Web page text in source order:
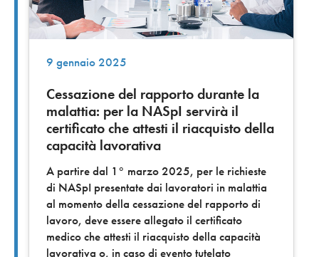
9 gennaio 2025
Cessazione del rapporto durante la
malattia: per la NASpI servirà il
certificato che attesti il riacquisto della
capacità lavorativa
A partire dal 1° marzo 2025, per le richieste
di NASpI presentate dai lavoratori in malattia
al momento della cessazione del rapporto di
lavoro, deve essere allegato il certificato
medico che attesti il riacquisto della capacità
lavorativa o, in caso di evento tutelato